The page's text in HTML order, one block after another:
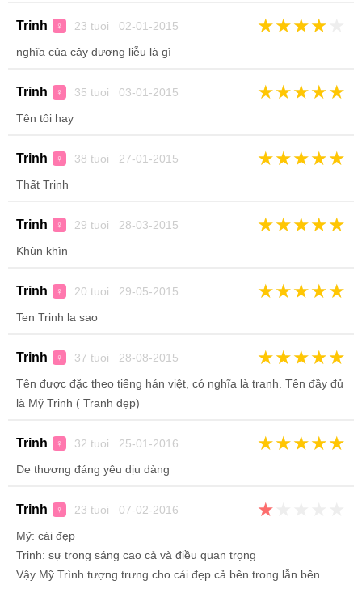
Trinh ♀ 23 tuoi 02-01-2015 ★★★★
nghĩa của cây dương liễu là gì
Trinh ♀ 35 tuoi 03-01-2015 ★★★★★
Tên tôi hay
Trinh ♀ 38 tuoi 27-01-2015 ★★★★★
Thất Trinh
Trinh ♀ 29 tuoi 28-03-2015 ★★★★★
Khùn khìn
Trinh ♀ 20 tuoi 29-05-2015 ★★★★★
Ten Trinh la sao
Trinh ♀ 37 tuoi 28-08-2015 ★★★★★
Tên được đặc theo tiếng hán việt, có nghĩa là tranh. Tên đầy đủ
là Mỹ Trinh ( Tranh đẹp)
Trinh ♀ 32 tuoi 25-01-2016 ★★★★★
De thương đáng yêu dịu dàng
Trinh ♀ 23 tuoi 07-02-2016 ★
Mỹ: cái đẹp
Trinh: sự trong sáng cao cả và điều quan trọng
Vậy Mỹ Trình tượng trưng cho cái đẹp cả bên trong lẫn bên